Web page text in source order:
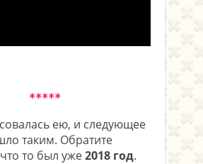
*****
ею, и следующее
таким. Обратите
то был уже2018 год.